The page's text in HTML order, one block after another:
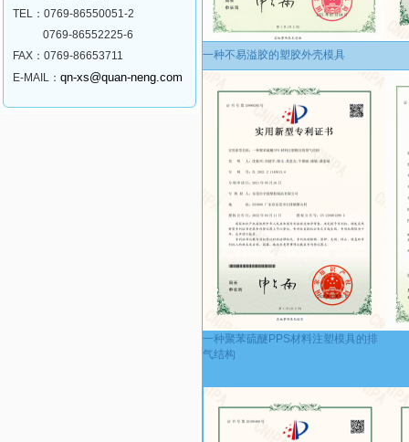
TEL：0769-86550051-2
0769-86552225-6
FAX：0769-86653711
E-MAIL： qn-xs@quan-neng.com
一种不易溢胶的塑胶外壳模具
一种聚苯硫醚PPS材料注塑模具的排
气结构